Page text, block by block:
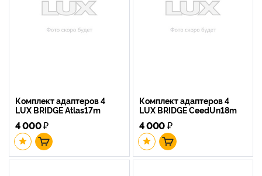
Комплект адаптеров 4
LUX BRIDGE Atlas17m
4 000₽
Комплект адаптеров 4
LUX BRIDGE CeedUn18m
4 000₽